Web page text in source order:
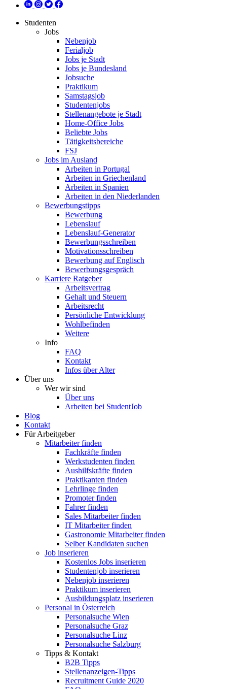
Studenten
Jobs
Nebenjob
Ferialjob
Jobs je Stadt
Jobs je Bundesland
Jobsuche
Praktikum
Samstagsjob
Studentenjobs
Stellenangebote je Stadt
Home-Office Jobs
Beliebte Jobs
Tätigkeitsbereiche
FSJ
Jobs im Ausland
Arbeiten in Portugal
Arbeiten in Griechenland
Arbeiten in Spanien
Arbeiten in den Niederlanden
Bewerbungstipps
Bewerbung
Lebenslauf
Lebenslauf-Generator
Bewerbungsschreiben
Motivationsschreiben
Bewerbung auf Englisch
Bewerbungsgespräch
Karriere Ratgeber
Arbeitsvertrag
Gehalt und Steuern
Arbeitsrecht
Persönliche Entwicklung
Wohlbefinden
Weitere
Info
FAQ
Kontakt
Infos über Alter
Über uns
Wer wir sind
Über uns
Arbeiten bei StudentJob
Blog
Kontakt
Für Arbeitgeber
Mitarbeiter finden
Fachkräfte finden
Werkstudenten finden
Aushilfskräfte finden
Praktikanten finden
Lehrlinge finden
Promoter finden
Fahrer finden
Sales Mitarbeiter finden
IT Mitarbeiter finden
Gastronomie Mitarbeiter finden
Selber Kandidaten suchen
Job inserieren
Kostenlos Jobs inserieren
Studentenjob inserieren
Nebenjob inserieren
Praktikum inserieren
Ausbildungsplatz inserieren
Personal in Österreich
Personalsuche Wien
Personalsuche Graz
Personalsuche Linz
Personalsuche Salzburg
Tipps & Kontakt
B2B Tipps
Stellenanzeigen-Tipps
Recruitment Guide 2020